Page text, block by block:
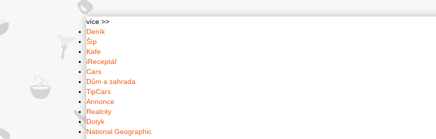
více >>
Deník
Šíp
Kafe
iReceptář
Cars
Dům a zahrada
TipCars
Annonce
Realcity
Dotyk
National Geographic